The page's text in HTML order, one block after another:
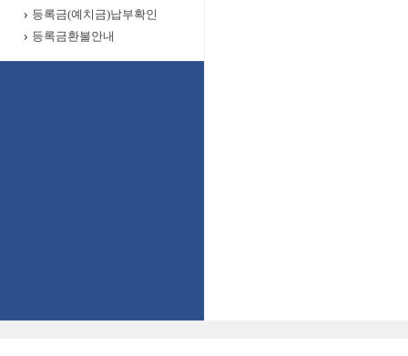
등록금(예치금)납부확인
등록금환불안내